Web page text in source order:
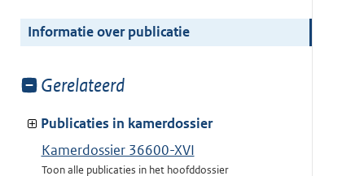
van:
Informatie over publicatie
Toon
van:
Gerelateerd
Publicaties in kamerdossier
Kamerdossier 36600-XVI
Toon alle publicaties in het hoofddossier